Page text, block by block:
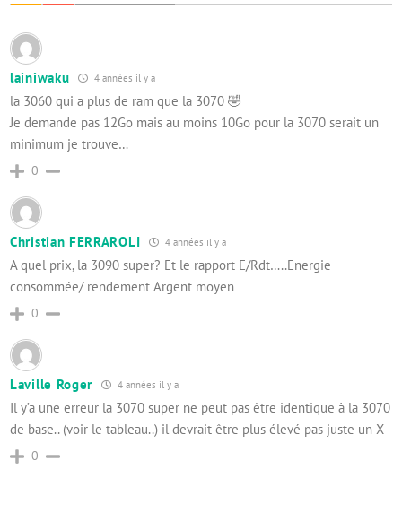
lainiwaku 4 années il y a
la 3060 qui a plus de ram que la 3070 🤣
Je demande pas 12Go mais au moins 10Go pour la 3070 serait un
minimum je trouve…
0
Christian FERRAROLI 4 années il y a
A quel prix, la 3090 super? Et le rapport E/Rdt…..Energie
consommée/ rendement Argent moyen
0
Laville Roger 4 années il y a
Il y’a une erreur la 3070 super ne peut pas être identique à la 3070
de base.. (voir le tableau..) il devrait être plus élevé pas juste un X
0